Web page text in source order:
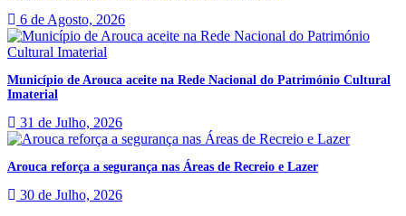
6 de Agosto, 2026
Município de Arouca aceite na Rede Nacional do Património Cultural
Imaterial
31 de Julho, 2026
Arouca reforça a segurança nas Áreas de Recreio e Lazer
30 de Julho, 2026